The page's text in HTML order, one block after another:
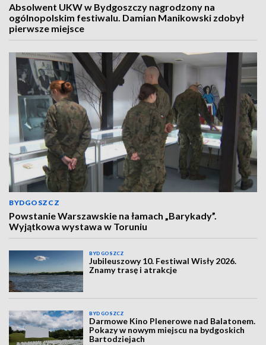
Absolwent UKW w Bydgoszczy nagrodzony na
ogólnopolskim festiwalu. Damian Manikowski zdobył
pierwsze miejsce
BYDGOSZCZ
Powstanie Warszawskie na łamach „Barykady”.
Wyjątkowa wystawa w Toruniu
BYDGOSZCZ
Jubileuszowy 10. Festiwal Wisły 2026.
Znamy trasę i atrakcje
BYDGOSZCZ
Darmowe Kino Plenerowe nad Balatonem.
Pokazy w nowym miejscu na bydgoskich
Bartodziejach